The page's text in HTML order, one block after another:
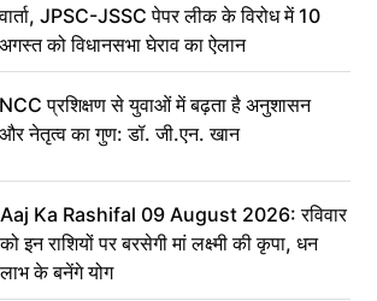
वार्ता, JPSC-JSSC पेपर लीक के विरोध में 10
अगस्त को विधानसभा घेराव का ऐलान
NCC प्रशिक्षण से युवाओं में बढ़ता है अनुशासन
और नेतृत्व का गुण: डॉ. जी.एन. खान
Aaj Ka Rashifal 09 August 2026: रविवार
को इन राशियों पर बरसेगी मां लक्ष्मी की कृपा, धन
लाभ के बनेंगे योग